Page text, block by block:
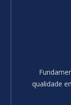
qualidade